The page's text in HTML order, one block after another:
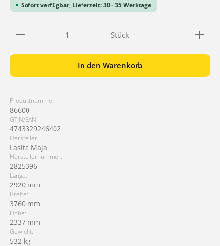
Sofort verfügbar, Lieferzeit: 30 - 35 Werktage
Produkt Anzahl: Gib den gewünschten Wert ein
Stück
In den Warenkorb
Produktnummer:
86600
GTIN/EAN:
4743329246402
Hersteller:
Lasita Maja
Herstellernummer:
2825396
Länge:
2920 mm
Breite:
3760 mm
Höhe:
2337 mm
Gewicht:
532 kg